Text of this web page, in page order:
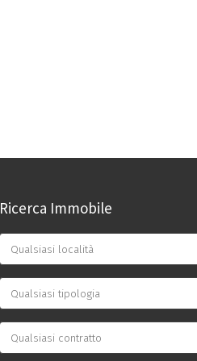
Ricerca Immobile
Qualsiasi località
Qualsiasi tipologia
Qualsiasi contratto